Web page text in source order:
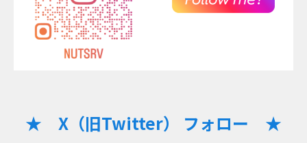
★ X（旧Twitter） フォロー ★